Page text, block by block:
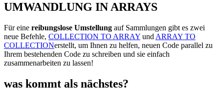
UMWANDLUNG IN ARRAYS
Für eine reibungslose Umstellung auf Sammlungen gibt es zwei
neue Befehle, COLLECTION TO ARRAY und ARRAY TO
COLLECTIONerstellt, um Ihnen zu helfen, neuen Code parallel zu
Ihrem bestehenden Code zu schreiben und sie einfach
zusammenarbeiten zu lassen!
was kommt als nächstes?